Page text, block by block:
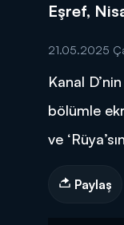
Eşref,
21.05.2025
Kanal
bölümle
ve
Paylaş